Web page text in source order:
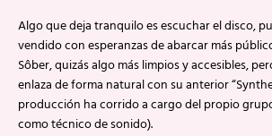
Algo que deja tranquilo es escuchar el disco,
vendido con esperanzas de abarcar más
Sôber, quizás algo más limpios y accesibles,
enlaza de forma natural con su anterior
producción ha corrido a cargo del propio
como técnico de sonido).